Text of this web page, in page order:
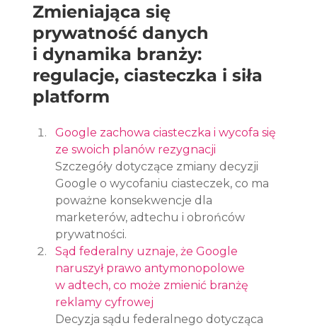
Zmieniająca się
prywatność danych
i dynamika branży:
regulacje, ciasteczka i siła
platform
Google zachowa ciasteczka i wycofa się
ze swoich planów rezygnacji
Szczegóły dotyczące zmiany decyzji
Google o wycofaniu ciasteczek, co ma
poważne konsekwencje dla
marketerów, adtechu i obrońców
prywatności.
Sąd federalny uznaje, że Google
naruszył prawo antymonopolowe
w adtech, co może zmienić branżę
reklamy cyfrowej
Decyzja sądu federalnego dotycząca